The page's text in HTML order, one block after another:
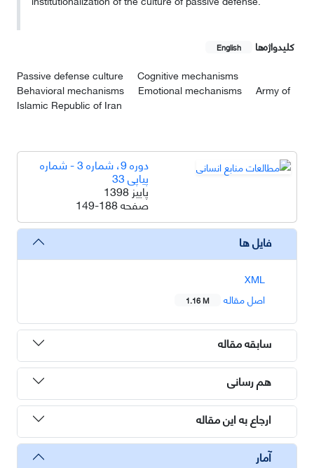
کلیدواژه‌ها English
Passive defense culture
Cognitive mechanisms
Behavioral mechanisms
Emotional mechanisms
Army of
Islamic Republic of Iran
دوره 9، شماره 3 - شماره
پیاپی 33
پاییز 1398
صفحه149-188
فایل ها
XML
اصل مقاله
1.16 M
سابقه مقاله
هم رسانی
ارجاع به این مقاله
آمار